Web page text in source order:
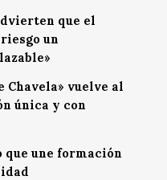
que el
un
Chavela» vuelve al
única y con
que une formación